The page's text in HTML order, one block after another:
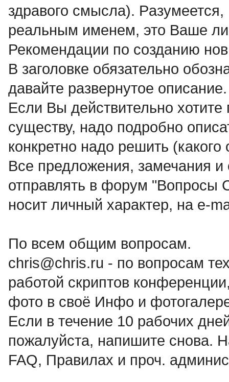
здравого смысла).
реальным именем, это Ваше
Рекомендации по созданию
В заголовке обязательно
давайте развернутое описание.
Если Вы действительно хотите
существу, надо подробно
конкретно надо решить
Все предложения, замечания
отправлять в форум "Вопросы
носит личный характер, на e-
По всем общим вопросам.
chris@chris.ru - по вопросам
работой скриптов
фото в своё Инфо и
Если в течение 10 рабочих
пожалуйста, напишите снова.
FAQ, Правилах и проч.